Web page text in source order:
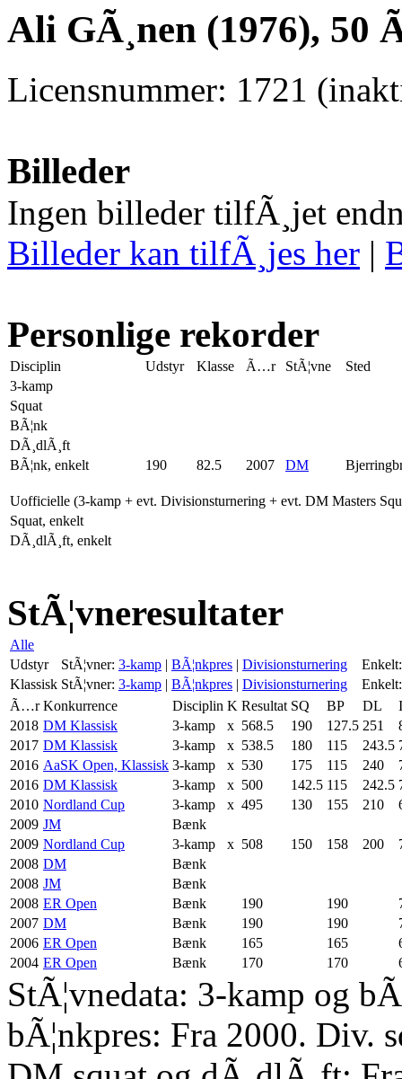
Ali GÃ¸nen (1976), 50
Licensnummer: 1721
Billeder
Ingen billeder tilfÃ¸jet
Billeder kan tilfÃ¸jes her |
Personlige rekorder
Disciplin Udstyr Klasse Ã…r StÃ¦vne
Sted
3-kamp
Squat
BÃ¦nk
DÃ¸dlÃ¸ft
BÃ¦nk, enkelt
190 82.5 2007 DM
Uofficielle (3-kamp + evt. Divisionsturnering + evt. DM Masters
Squat, enkelt
DÃ¸dlÃ¸ft, enkelt
StÃ¦vneresultater
Alle
Udstyr
StÃ¦vner: 3-kamp | BÃ¦nkpres | Divisionsturnering
Enkelt:
Klassisk StÃ¦vner: 3-kamp | BÃ¦nkpres | Divisionsturnering
Enkelt:
Ã…r Konkurrence Disciplin K Resultat SQ BP DL
2018 DM Klassisk 3-kamp x 568.5 190 127.5 251
2017 DM Klassisk 3-kamp x 538.5 180 115 243.5
2016 AaSK Open, Klassisk 3-kamp x 530 175 115 240
2016 DM Klassisk 3-kamp x 500 142.5 115 242.5
2010 Nordland Cup 3-kamp x 495 130 155 210
2009 JM
Bænk
2009 Nordland Cup 3-kamp x 508 150 158 200
2008 DM
Bænk
2008 JM
Bænk
2008 ER Open Bænk 190 190
2007 DM Bænk 190 190
2006 ER Open Bænk 165 165
2004 ER Open Bænk 170 170
StÃ¦vnedata: 3-kamp og
bÃ¦nkpres: Fra 2000. Div.